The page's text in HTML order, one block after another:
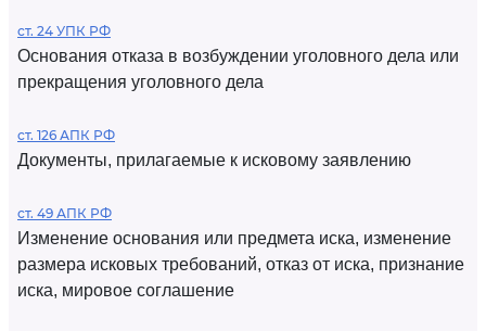
ст. 24 УПК РФ
Основания отказа в возбуждении уголовного дела или
прекращения уголовного дела
ст. 126 АПК РФ
Документы, прилагаемые к исковому заявлению
ст. 49 АПК РФ
Изменение основания или предмета иска, изменение
размера исковых требований, отказ от иска, признание
иска, мировое соглашение